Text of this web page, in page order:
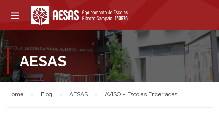
AESAS
Home Blog AESAS AVISO – Escolas Encerradas